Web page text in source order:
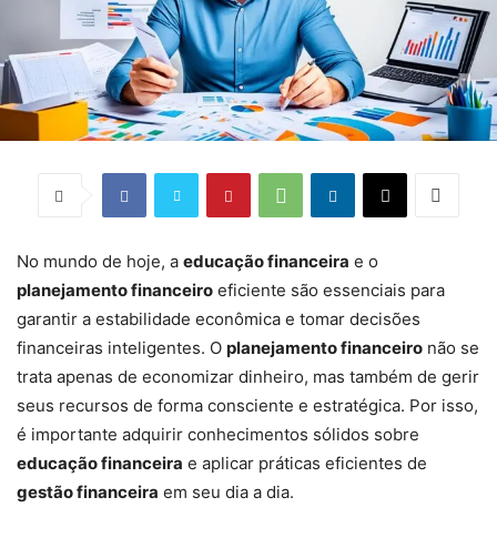
No mundo de hoje, a educação financeira e o
planejamento financeiro eficiente são essenciais para
garantir a estabilidade econômica e tomar decisões
financeiras inteligentes. O planejamento financeiro não se
trata apenas de economizar dinheiro, mas também de gerir
seus recursos de forma consciente e estratégica. Por isso,
é importante adquirir conhecimentos sólidos sobre
educação financeira e aplicar práticas eficientes de
gestão financeira em seu dia a dia.